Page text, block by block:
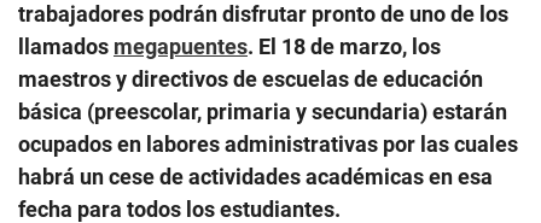
trabajadores podrán disfrutar pronto de uno de los
llamados megapuentes. El 18 de marzo, los
maestros y directivos de escuelas de educación
básica (preescolar, primaria y secundaria) estarán
ocupados en labores administrativas por las cuales
habrá un cese de actividades académicas en esa
fecha para todos los estudiantes.